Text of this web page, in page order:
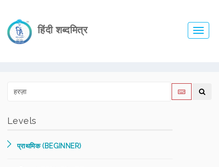
हिंदी शब्दमित्र
Levels
प्राथमिक (BEGINNER)